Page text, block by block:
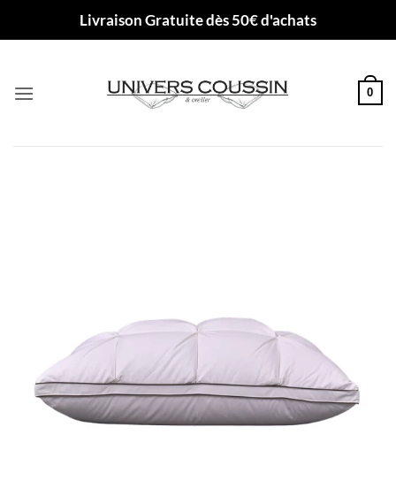
Livraison Gratuite dès 50€ d'achats
0